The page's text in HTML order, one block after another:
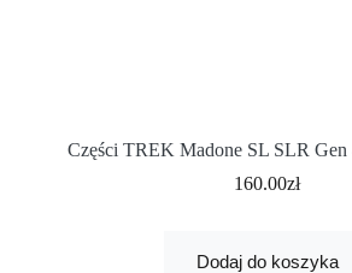
Części TREK Madone SL SLR
160.00zł
Dodaj do koszyka